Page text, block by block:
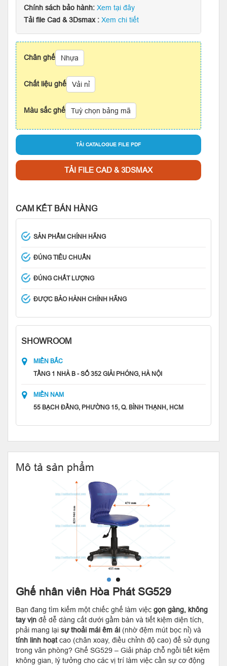
Chính sách bảo hành: Xem tại đây
Tải file Cad & 3Dsmax : Xem chi tiết
Chân ghế Nhựa
Chất liệu ghế Vải nỉ
Màu sắc ghế Tuỳ chọn bảng mã
TẢI CATALOGUE FILE PDF
TẢI FILE CAD & 3DSMAX
CAM KẾT BÁN HÀNG
SẢN PHẨM CHÍNH HÃNG
ĐÚNG TIÊU CHUẨN
ĐÚNG CHẤT LƯỢNG
ĐƯỢC BẢO HÀNH CHÍNH HÃNG
SHOWROOM
MIỀN BẮC
TẦNG 1 NHÀ B - SỐ 352 GIẢI PHÓNG, HÀ NỘI
MIỀN NAM
55 BẠCH ĐẰNG, PHƯỜNG 15, Q. BÌNH THẠNH, HCM
Mô tả sản phẩm
Ghế nhân viên Hòa Phát SG529
Bạn đang tìm kiếm một chiếc ghế làm việc gọn gàng, không
tay vịn để dễ dàng cất dưới gầm bàn và tiết kiệm diện tích,
phải mang lại sự thoải mái êm ái (nhờ đệm mút bọc nỉ) và
tính linh hoạtcao (chân xoay, điều chỉnh độ cao) để sử dụng
trong văn phòng? Ghế SG529 – Giải pháp chỗ ngồi tiết kiệm
không gian, lý tưởng cho các vị trí làm việc cần sự cơ động